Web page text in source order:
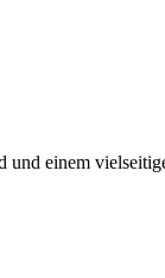
einem